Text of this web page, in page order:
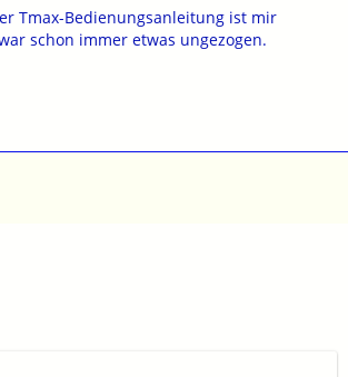
Tmax-Bedienungsanleitung ist mir
schon immer etwas ungezogen.